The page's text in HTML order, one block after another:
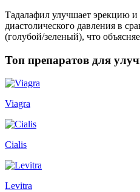
Тадалафил улучшает эрекцию и
диастолического давления в
(голубой/зеленый), что
Топ препаратов для
Viagra
Cialis
Levitra